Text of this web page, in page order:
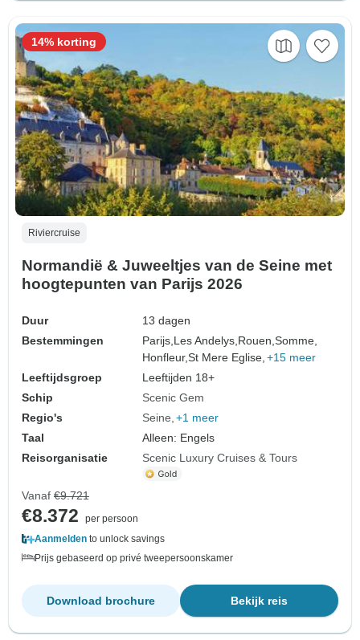
Riviercruise
Normandië & Juweeltjes van de Seine met
hoogtepunten van Parijs 2026
Duur
13 dagen
Bestemmingen
Parijs, Les Andelys, Rouen,Somme,
Honfleur,St Mere Eglise, +15 meer
Leeftijdsgroep
Leeftijden 18+
Schip
Scenic Gem
Regio's
Seine +1 meer
Taal
Alleen: Engels
Reisorganisatie
Scenic Luxury Cruises & Tours
14% korting
Vanaf €9.721
€8.372
per persoon
Aanmelden to unlock savings
Prijs gebaseerd op privé tweepersoonskamer
Bekijk reis
Download brochure